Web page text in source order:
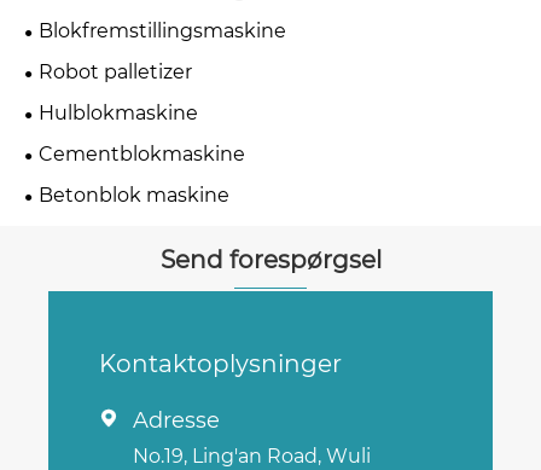
Blokfremstillingsmaskine
Robot palletizer
Hulblokmaskine
Cementblokmaskine
Betonblok maskine
Send forespørgsel
Kontaktoplysninger
 Adresse
No.19, Ling'an Road, Wuli